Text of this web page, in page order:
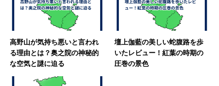
高野山が気持ち悪いと言われ
る理由とは？奥之院の神秘的
な空気と謎に迫る
壇上伽藍の美しい蛇腹路を歩
いたレビュー！紅葉の時期の
圧巻の景色